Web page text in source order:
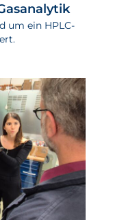
um ein HPLC-